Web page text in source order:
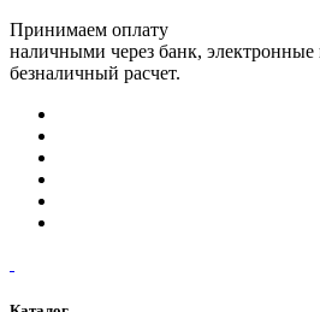
Принимаем оплату
наличными через банк, электронные
безналичный расчет.